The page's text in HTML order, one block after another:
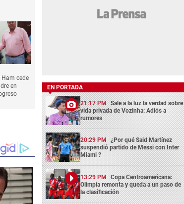
Ham cede
en
EN PORTADA
21:17 PM Sale a la luz la verdad sobre
vida privada de Vozinha: Adiós a
rumores
20:29 PM ¿Por qué Said Martínez
suspendió partido de Messi con Inter
Miami ?
13:29 PM Copa Centroamericana:
Olimpia remonta y queda a un paso de
la clasificación